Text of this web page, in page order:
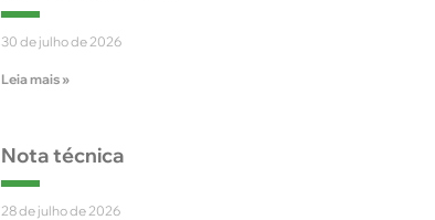
30 de julho de 2026
Leia mais »
Nota técnica
28 de julho de 2026